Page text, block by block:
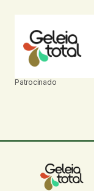
Patrocinado